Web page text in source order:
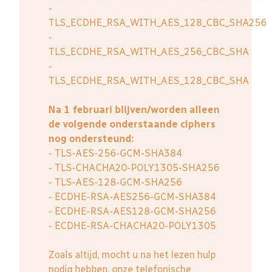
-
TLS_ECDHE_RSA_WITH_AES_128_CBC_SHA256
-
TLS_ECDHE_RSA_WITH_AES_256_CBC_SHA
-
TLS_ECDHE_RSA_WITH_AES_128_CBC_SHA
Na 1 februari blijven/worden alleen
de volgende onderstaande ciphers
nog ondersteund:
- TLS-AES-256-GCM-SHA384
- TLS-CHACHA20-POLY1305-SHA256
- TLS-AES-128-GCM-SHA256
- ECDHE-RSA-AES256-GCM-SHA384
- ECDHE-RSA-AES128-GCM-SHA256
- ECDHE-RSA-CHACHA20-POLY1305
Zoals altijd, mocht u na het lezen hulp
nodig hebben, onze telefonische